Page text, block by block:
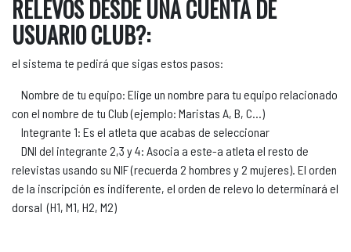
RELEVOS DESDE UNA CUENTA DE
USUARIO CLUB?:
el sistema te pedirá que sigas estos pasos:
Nombre de tu equipo: Elige un nombre para tu equipo relacionado
con el nombre de tu Club (ejemplo: Maristas A, B, C...)
Integrante 1: Es el atleta que acabas de seleccionar
DNI del integrante 2,3 y 4: Asocia a este-a atleta el resto de
relevistas usando su NIF (recuerda 2 hombres y 2 mujeres). El orden
de la inscripción es indiferente, el orden de relevo lo determinará el
dorsal (H1, M1, H2, M2)